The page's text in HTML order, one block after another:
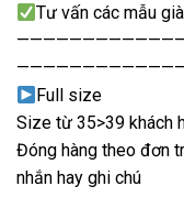
Tư vấn các mẫu
Full size
Size từ 35>39 khách
Đóng hàng theo đơn
nhắn hay ghi chú